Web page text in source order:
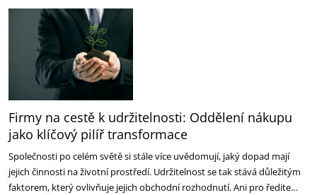
Firmy na cestě k udržitelnosti: Oddělení nákupu
jako klíčový pilíř transformace
Společnosti po celém světě si stále více uvědomují, jaký dopad mají
jejich činnosti na životní prostředí. Udržitelnost se tak stává důležitým
faktorem, který ovlivňuje jejich obchodní rozhodnutí. Ani pro ředite…